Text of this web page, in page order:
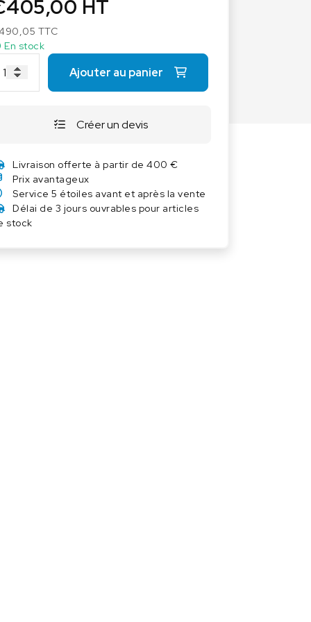
Autres balances
Balances à ressort
Balances Poids-prix
Balances portables
Capteurs de pesage
Logiciel
405,00 HT
TTC
En stock
Ajouter au panier
Créer un devis
Livraison offerte à partir de 400 €
Prix avantageux
Service 5 étoiles avant et après la vente
Délai de 3 jours ouvrables pour articles
stock